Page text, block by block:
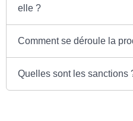
elle ?
Comment se déroule la
Quelles sont les sanctions